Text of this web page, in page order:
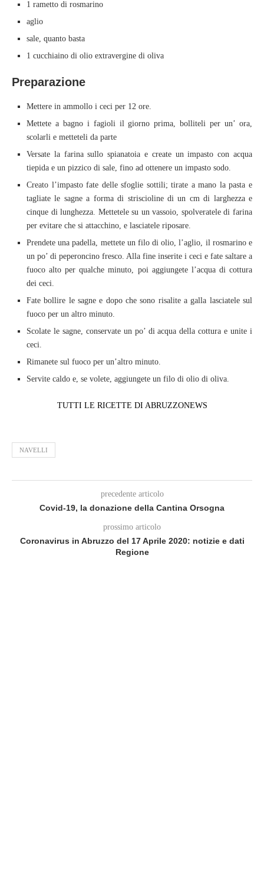
1 rametto di rosmarino
aglio
sale, quanto basta
1 cucchiaino di olio extravergine di oliva
Preparazione
Mettere in ammollo i ceci per 12 ore.
Mettete a bagno i fagioli il giorno prima, bolliteli per un’ ora,
scolarli e metteteli da parte
Versate la farina sullo spianatoia e create un impasto con acqua
tiepida e un pizzico di sale, fino ad ottenere un impasto sodo.
Creato l’impasto fate delle sfoglie sottili; tirate a mano la pasta e
tagliate le sagne a forma di striscioline di un cm di larghezza e
cinque di lunghezza. Mettetele su un vassoio, spolveratele di farina
per evitare che si attacchino, e lasciatele riposare.
Prendete una padella, mettete un filo di olio, l’aglio, il rosmarino e
un po’ di peperoncino fresco. Alla fine inserite i ceci e fate saltare a
fuoco alto per qualche minuto, poi aggiungete l’acqua di cottura
dei ceci.
Fate bollire le sagne e dopo che sono risalite a galla lasciatele sul
fuoco per un altro minuto.
Scolate le sagne, conservate un po’ di acqua della cottura e unite i
ceci.
Rimanete sul fuoco per un’altro minuto.
Servite caldo e, se volete, aggiungete un filo di olio di oliva.
TUTTI LE RICETTE DI ABRUZZONEWS
NAVELLI
precedente articolo
Covid-19, la donazione della Cantina Orsogna
prossimo articolo
Coronavirus in Abruzzo del 17 Aprile 2020: notizie e dati
Regione